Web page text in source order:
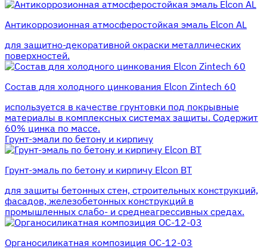
Антикоррозионная атмосферостойкая эмаль Elcon AL
для защитно-декоративной окраски металлических
поверхностей.
Состав для холодного цинкования Elcon Zintech 60
используется в качестве грунтовки под покрывные
материалы в комплексных системах защиты. Cодержит
60% цинка по массе.
Грунт-эмали по бетону и кирпичу
Грунт-эмаль по бетону и кирпичу Elcon BT
для защиты бетонных стен, строительных конструкций,
фасадов, железобетонных конструкций в
промышленных слабо- и среднеагрессивных средах.
Органосиликатная композиция ОС-12-03